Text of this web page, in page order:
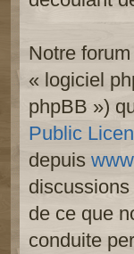
Notre
« logiciel
phpBB »)
Public
depuis
de ce que
conduite